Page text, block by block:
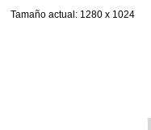
Tamaño actual : 1280 x 1024